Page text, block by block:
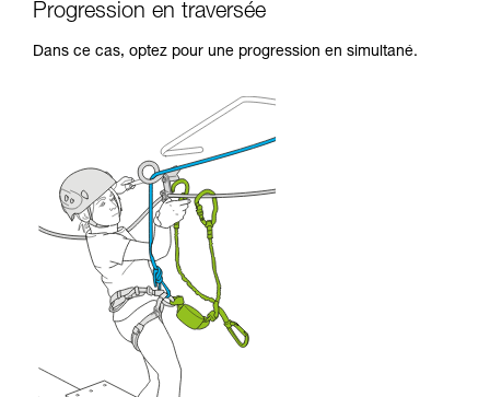
Progression en traversée
Dans ce cas, optez pour une progression en simultané.